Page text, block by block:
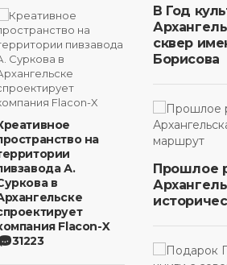
на
А.
в
Flacon-X
31223
В Год
сквер
Борисова
Прошлое